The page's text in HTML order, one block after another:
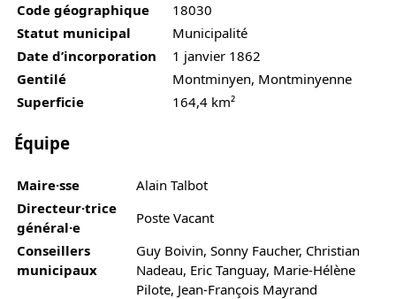
Code géographique
18030
Statut municipal
Municipalité
Date d’incorporation
1 janvier 1862
Gentilé
Montminyen, Montminyenne
Superficie
164,4 km²
Équipe
Maire·sse
Alain Talbot
Directeur·trice
général·e
Poste Vacant
Conseillers
municipaux
Guy Boivin, Sonny Faucher, Christian
Nadeau, Eric Tanguay, Marie-Hélène
Pilote, Jean-François Mayrand